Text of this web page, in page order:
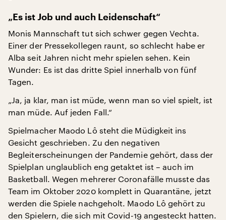
„Es ist Job und auch Leidenschaft“
Monis Mannschaft tut sich schwer gegen Vechta.
Einer der Pressekollegen raunt, so schlecht habe er
Alba seit Jahren nicht mehr spielen sehen. Kein
Wunder: Es ist das dritte Spiel innerhalb von fünf
Tagen.
„Ja, ja klar, man ist müde, wenn man so viel spielt, ist
man müde. Auf jeden Fall.“
Spielmacher Maodo Lô steht die Müdigkeit ins
Gesicht geschrieben. Zu den negativen
Begleiterscheinungen der Pandemie gehört, dass der
Spielplan unglaublich eng getaktet ist – auch im
Basketball. Wegen mehrerer Coronafälle musste das
Team im Oktober 2020 komplett in Quarantäne, jetzt
werden die Spiele nachgeholt. Maodo Lô gehört zu
den Spielern, die sich mit Covid-19 angesteckt hatten.